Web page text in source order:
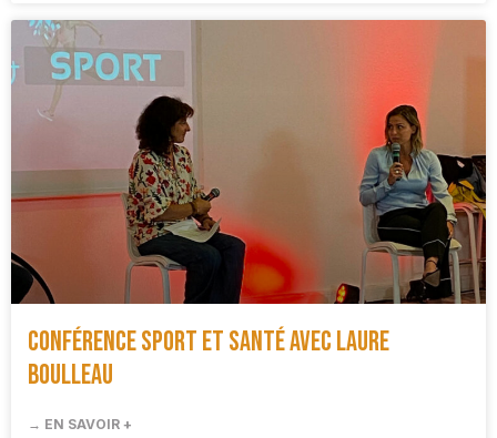
Conférence sport et santé avec Laure
Boulleau
→ EN SAVOIR +